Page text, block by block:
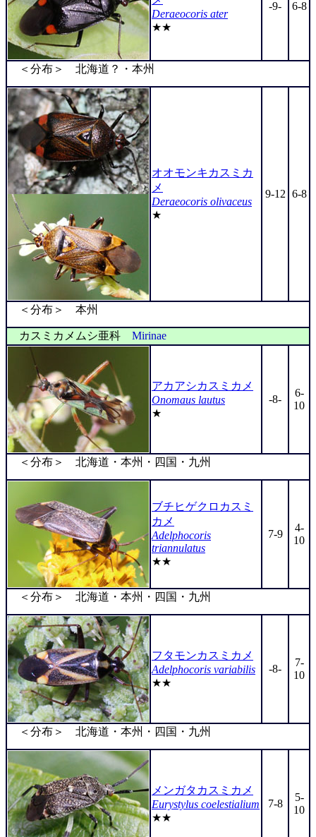
Deraeocoris ater
★★
-9- 6-8
＜分布＞ 北海道？・本州
オオモンキカスミカ
メ
Deraeocoris olivaceus
★
9-12 6-8
＜分布＞ 本州
カスミカメムシ亜科 Mirinae
アカアシカスミカメ
Onomaus lautus
★
-8-
6-
10
＜分布＞ 北海道・本州・四国・九州
ブチヒゲクロカスミ
カメ
Adelphocoris
triannulatus
★★
7-9
4-
10
＜分布＞ 北海道・本州・四国・九州
フタモンカスミカメ
Adelphocoris variabilis
★★
-8-
7-
10
＜分布＞ 北海道・本州・四国・九州
メンガタカスミカメ
Eurystylus coelestialium
★★
7-8
5-
10